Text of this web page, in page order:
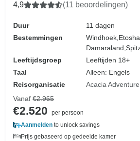
4,9 (11 beoordelingen)
Duur
11 dagen
Bestemmingen
Windhoek,
Damaraland,
Leeftijdsgroep
Leeftijden 18+
Taal
Alleen: Engels
Reisorganisatie
Acacia
Vanaf €2.965
€2.520
per persoon
Aanmelden to unlock savings
Prijs gebaseerd op gedeelde kamer